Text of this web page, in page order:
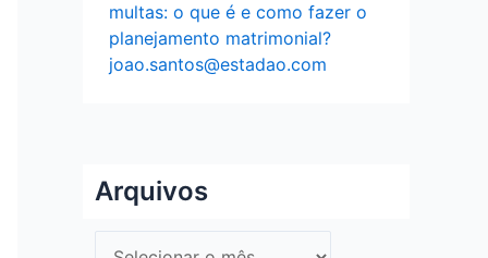
multas: o que é e como fazer o
planejamento matrimonial?
joao.santos@estadao.com
Arquivos